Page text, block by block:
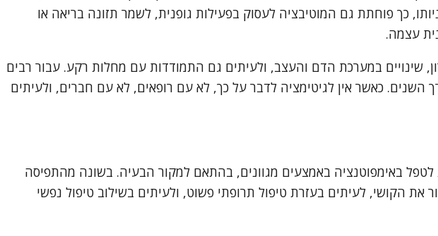
כך פוחתת גם המוטיבציה לעסוק בפעילות גופנית, לשמר תזונה בריאה או
עצמה.
שינויים במערכת הדם והעצב, ולעיתים גם התמודדות עם מחלות רקע. עבור רבים
השנים. כאשר אין לגיטימציה לדבר על כך, לא עם רופאים, לא עם חברים, ולעיתים
באימפוטנציה באמצעים מגוונים, בהתאם למקור הבעיה. בשונה מהתפיסה
את הקושי, לעיתים בעזרת טיפול תרופתי פשוט, ולעיתים בשילוב טיפול נפשי